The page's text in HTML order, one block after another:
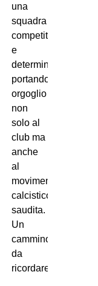
una
squadra
competitiva
e
determinata,
portando
orgoglio
non
solo al
club ma
anche
al
movimento
calcistico
saudita.
Un
cammino
da
ricordare.